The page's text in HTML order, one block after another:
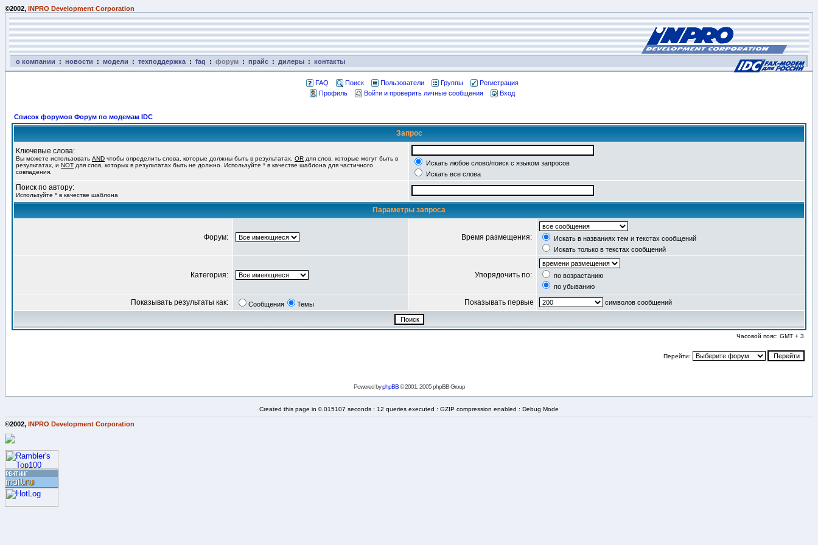
©2002, INPRO Development Corporation
о компании : новости : модели : техподдержка : faq : форум : прайс : дилеры : контакты
FAQ Поиск Пользователи Группы
Регистрация
Профиль
Войти и проверить личные сообщения Вход
Список форумов Форум по модемам IDC
Запрос
Ключевые слова:
Вы можете использовать AND чтобы определить слова, которые должны быть в результатах, OR для слов, которые могут быть в
результатах, и NOT для слов, которых в результатах быть не должно. Используйте * в качестве шаблона для частичного
совпадения.
Искать любое слово/поиск с языком запросов
Искать все слова
Поиск по автору:
Используйте * в качестве шаблона
Параметры запроса
Форум: Время размещения:
Искать в названиях тем и текстах сообщений
Искать только в текстах сообщений
Категория: Упорядочить по:
по возрастанию
по убыванию
Показывать результаты как: Сообщения Темы Показывать первые символов сообщений
Часовой пояс: GMT + 3
Перейти:
Powered byphpBB© 2001, 2005 phpBB Group
Created this page in 0.015107 seconds : 12 queries executed : GZIP compression enabled : Debug Mode
©2002, INPRO Development Corporation